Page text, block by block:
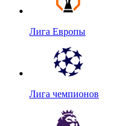
Лига Европы
Лига чемпионов